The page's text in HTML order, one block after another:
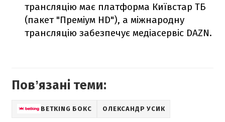
трансляцію має платформа Київстар ТБ
(пакет "Преміум HD"), а міжнародну
трансляцію забезпечує медіасервіс DAZN.
Повʼязані теми:
BETKING БОКС ОЛЕКСАНДР УСИК